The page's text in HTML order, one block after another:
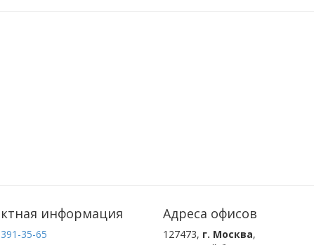
информация
35-65
Адреса офисов
127473, г. Москва,